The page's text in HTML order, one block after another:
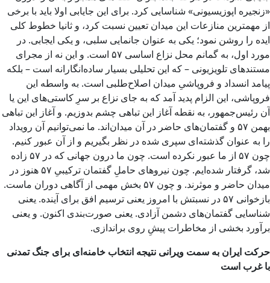
«زنجیره اپوزیسیونی» شناسایی کرد. برای این جایابی اولا باید با برخی
از مهمترین منازعات این میدان تعیین نسبت کرد، و ثانیا خطوط کلی
ایده را روشن نمود؛ یکی به عنوان جانمایی سلبی، و یکی ایجابی. در
مورد اول، به گمانم محل نزاع اساسی ۵۷ است. و این نه از مجرای
مستندهای تلویزیونی – که این تحلیلی بسیار ساده‌انگارانه است – بلکه
پیامد انسداد و فروپاشیِ میدان اصلاح‌طلبی است. به واسطه این
فروپاشی، این الزام پدید آمد که به جای نزاع بر سرِ کاستی‌های این یا
آن رئیس‌جمهور، به نقطه آغاز این تباهی چشم بدوزیم. و آغاز این تباهی
بهمن ۵۷ و گفتمان‌های حاضر در آن میدان‌اند. ما نمی‌توانیم آن رویداد
را به عنوان گذشته‌ای سپری شده در نظر بگیریم و از آن عبور کنیم.
چون ۵۷ از ما عبور نکرده است. چون ما درون جهانی که در ۵۷ زاده
شد، گرفتار شده‌ایم. چون نیروهای حاملِ گفتمان ترکیبیِ ۵۷ هنوز در
میدان حاضر و موثرند. و چون ۵۷ بخش مهمی از آگاهی دوران ماست.
بازخوانی ۵۷ در نسبتش با امروز یعنی ترسیم افق برای آینده. یعنی
شناسایی گفتمان‌های دشمن‌ آزادی. یعنی صورت‌بندی اکنون. و یعنی
برآورد بخشی از مخاطرات پیشِ روی براندازی.
حرکت ایران به سمت ویرانی نتیجه انتخاب خامنه‌ای برای جنگ تمدنی
با غرب است